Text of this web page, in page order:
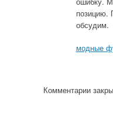
позицию.
обсудим.
модные
Комментарии